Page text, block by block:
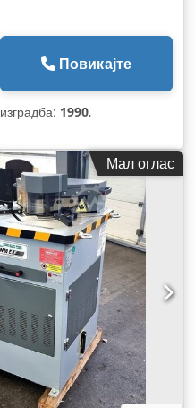
Повикајте
1990,
Мал оглас